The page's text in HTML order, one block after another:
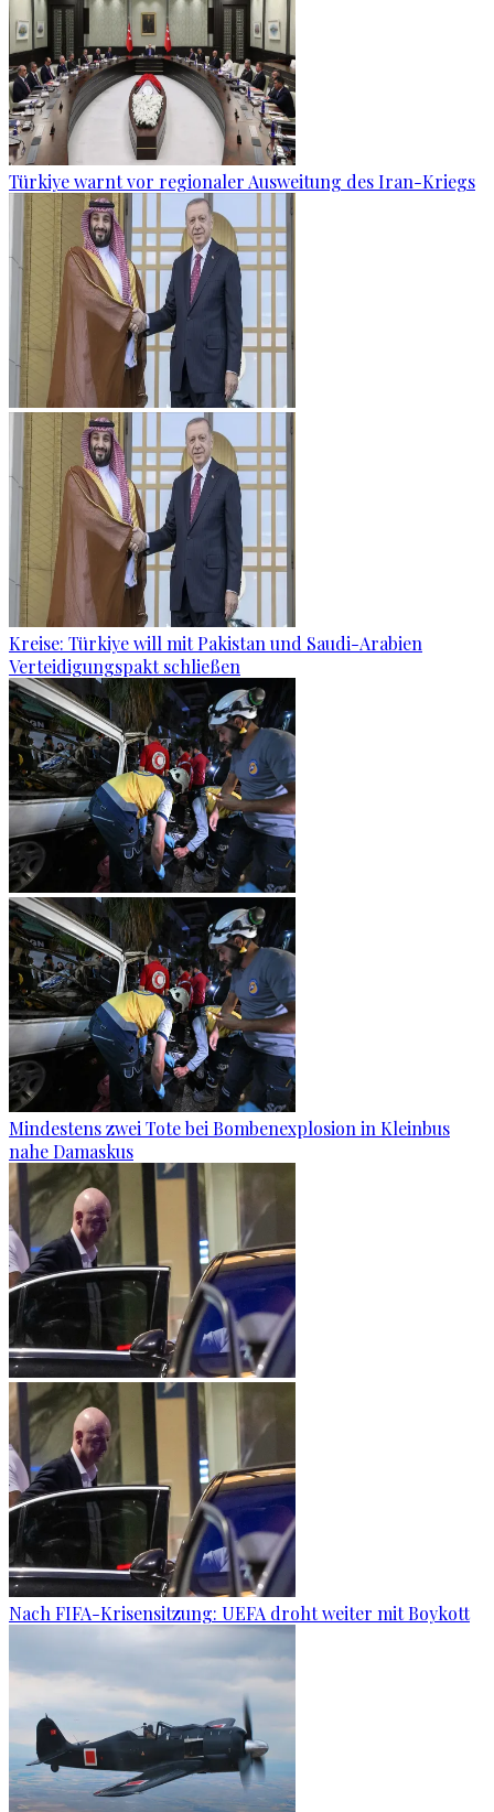
Türkiye warnt vor regionaler Ausweitung des Iran-Kriegs
Kreise: Türkiye will mit Pakistan und Saudi-Arabien
Verteidigungspakt schließen
Mindestens zwei Tote bei Bombenexplosion in Kleinbus
nahe Damaskus
Nach FIFA-Krisensitzung: UEFA droht weiter mit Boykott